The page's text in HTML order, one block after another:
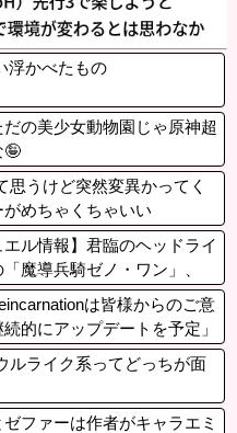
浮かべたもの
だの美少女動物園じゃ原神超
🤪
思うけど突然変異かってく
めちゃくちゃいい
エル情報】君臨のヘッドライ
魔導兵騎ゼノ・ワン」、
」が収録決定！
は皆様からのご意
的にアップデートを予定」
ルライク系ってどっちが面
ゼファーは作者がキャラエミ